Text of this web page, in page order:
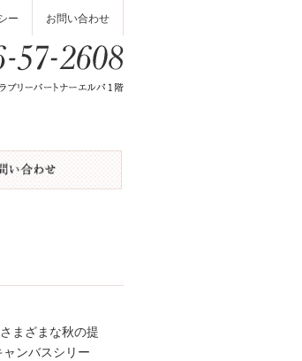
ー お問い合わせ
まざまな秋の提
ンバスシリー